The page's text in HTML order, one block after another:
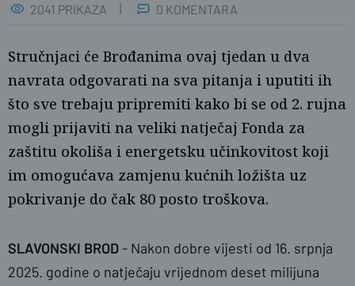
2041 PRIKAZA 0 KOMENTARA
Stručnjaci će Brođanima ovaj tjedan u dva
navrata odgovarati na sva pitanja i uputiti ih
što sve trebaju pripremiti kako bi se od 2. rujna
mogli prijaviti na veliki natječaj Fonda za
zaštitu okoliša i energetsku učinkovitost koji
im omogućava zamjenu kućnih ložišta uz
pokrivanje do čak 80 posto troškova.
SLAVONSKI BROD- Nakon dobre vijesti od 16. srpnja
2025. godine o natječaju vrijednom deset milijuna